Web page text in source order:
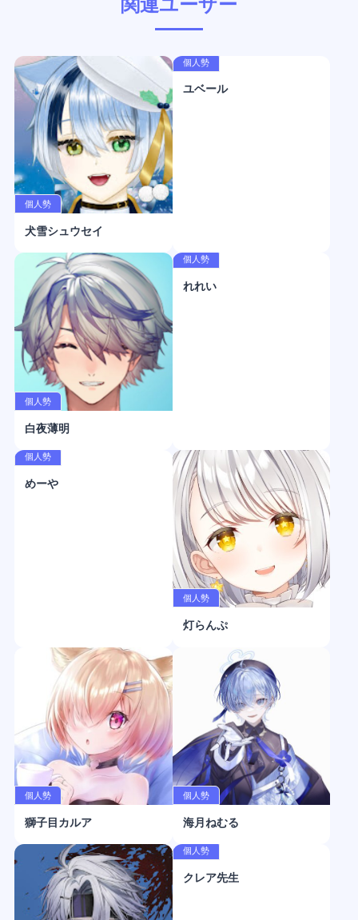
個人勢
犬雪シュウセイ
個人勢
ユベール
個人勢
白夜薄明
個人勢
れれい
個人勢
めーや
個人勢
灯らんぷ
個人勢
獅子目カルア
個人勢
海月ねむる
個人勢
クレア先生